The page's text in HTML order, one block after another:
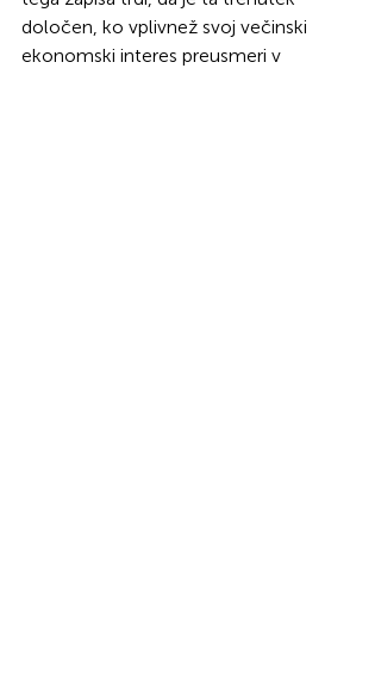
določen, ko vplivnež svoj večinski
ekonomski interes preusmeri v